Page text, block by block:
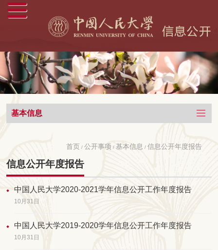
基本信息
首页 / 公开事项 / 基本信息 / 信息公开年度报告
信息公开年度报告
中国人民大学2020-2021学年信息公开工作年度报告
10月31日
中国人民大学2019-2020学年信息公开工作年度报告
10月31日